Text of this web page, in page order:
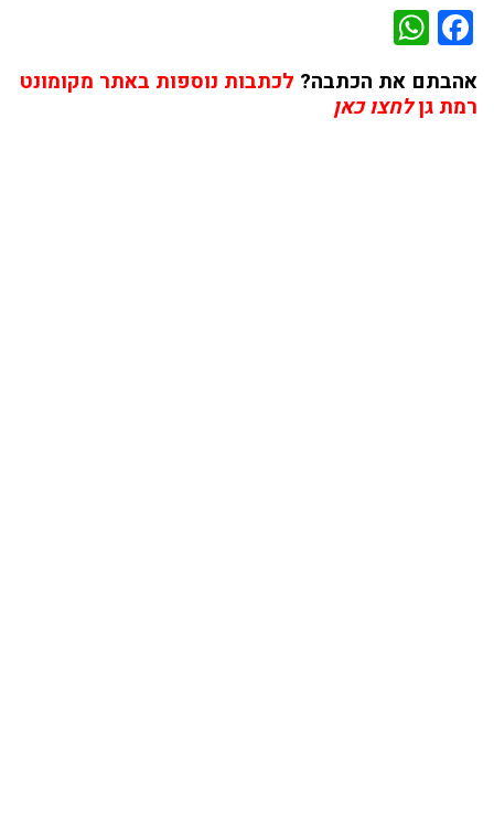
Facebook
אהבתם את הכתבה? לכתבות נוספות באתר מקומונט
רמת גןלחצו כאן